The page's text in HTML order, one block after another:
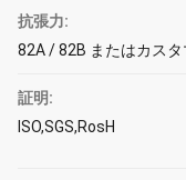
抗張力:
82A / 82B またはカス
証明:
ISO,SGS,RosH